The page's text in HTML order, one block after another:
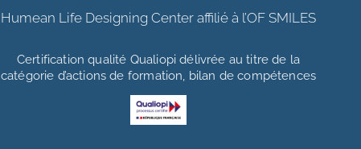
Humean Life Designing Center affilié à l’OF SMILES
Certification qualité Qualiopi délivrée au titre de la
catégorie d’actions de formation, bilan de compétences